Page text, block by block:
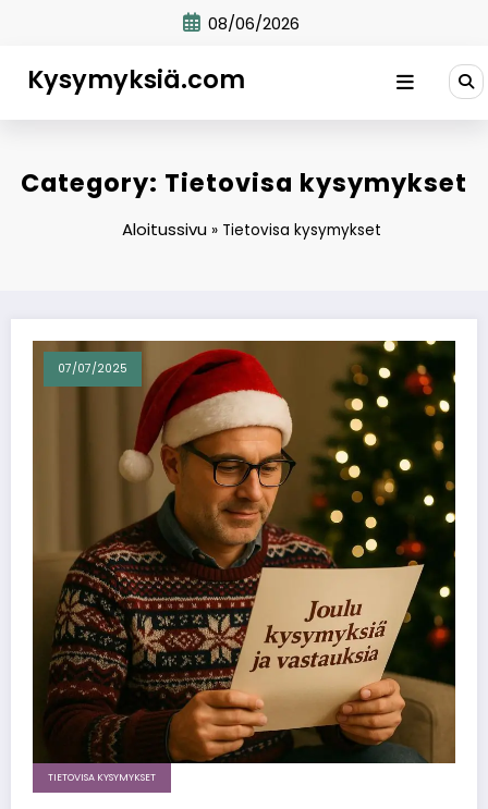
08/06/2026
Kysymyksiä.com
Category: Tietovisa kysymykset
Aloitussivu» Tietovisa kysymykset
07/07/2025
TIETOVISA KYSYMYKSET